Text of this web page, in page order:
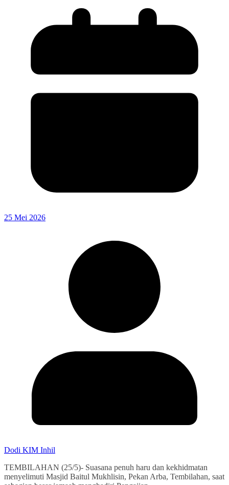
25 Mei 2026
Dodi KIM Inhil
TEMBILAHAN (25/5)- Suasana penuh haru dan kekhidmatan
menyelimuti Masjid Baitul Mukhlisin, Pekan Arba, Tembilahan, saat